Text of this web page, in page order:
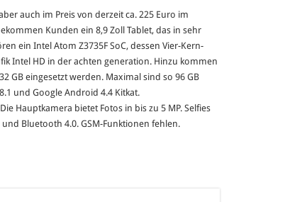
auch im Preis von derzeit ca. 225 Euro im
Kunden ein 8,9 Zoll Tablet, das in sehr
ein Intel Atom Z3735F SoC, dessen Vier-Kern-
Intel HD in der achten generation. Hinzu kommen
GB eingesetzt werden. Maximal sind so 96 GB
und Google Android 4.4 Kitkat.
Hauptkamera bietet Fotos in bis zu 5 MP. Selfies
Bluetooth 4.0. GSM-Funktionen fehlen.